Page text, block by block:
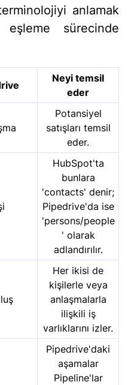
anlamak
sürecinde
Neyi temsil
eder
Potansiyel
satışları temsil
eder.
HubSpot'ta
bunlara
'contacts' denir;
Pipedrive'da ise
'persons/people
' olarak
adlandırılır.
Her ikisi de
kişilerle veya
anlaşmalarla
ilişkili iş
varlıklarını izler.
Pipedrive'daki
aşamalar
Pipeline'lar